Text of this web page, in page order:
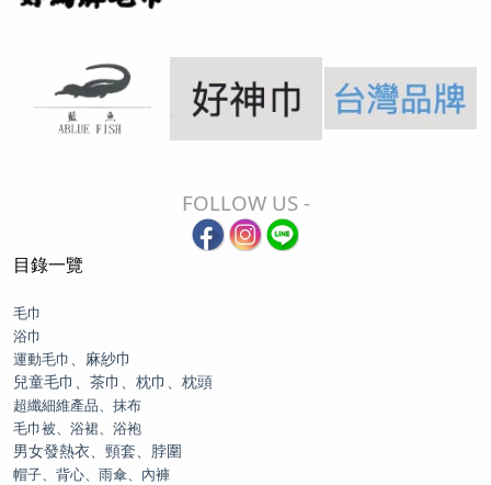
FOLLOW US -
目錄一覽
毛巾
浴巾
運動毛巾
、麻紗巾
兒童毛巾、茶巾、枕巾、枕頭
超纖細維產品、抹布
毛巾被、浴裙、浴袍
男女發熱衣、頸套、脖圍
帽子、背心、雨傘、內褲